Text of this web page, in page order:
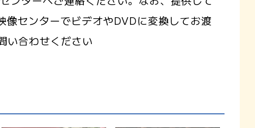
センターでビデオやDVDに変換してお渡
い合わせください